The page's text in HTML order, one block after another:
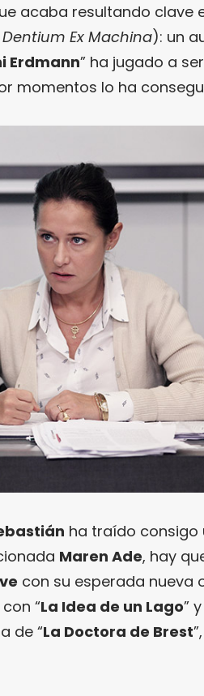
acaba resultando clave
Dentium Ex Machina): un
Erdmann” ha jugado a
momentos lo ha
ha traído consigo
Maren Ade, hay
con su esperada nueva
con “La Idea de un Lago”
de “La Doctora de Brest